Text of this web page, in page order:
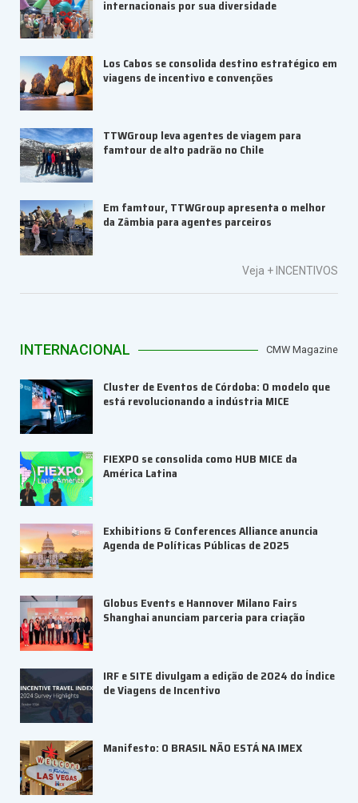
internacionais por sua diversidade
Los Cabos se consolida destino estratégico em
viagens de incentivo e convenções
TTWGroup leva agentes de viagem para
famtour de alto padrão no Chile
Em famtour, TTWGroup apresenta o melhor
da Zâmbia para agentes parceiros
Veja + INCENTIVOS
INTERNACIONAL
CMW Magazine
Notícias
Cluster de Eventos de Córdoba: O modelo que
está revolucionando a indústria MICE
FIEXPO se consolida como HUB MICE da
América Latina
Exhibitions & Conferences Alliance anuncia
Agenda de Políticas Públicas de 2025
Globus Events e Hannover Milano Fairs
Shanghai anunciam parceria para criação
IRF e SITE divulgam a edição de 2024 do Índice
de Viagens de Incentivo
Manifesto: O BRASIL NÃO ESTÁ NA IMEX